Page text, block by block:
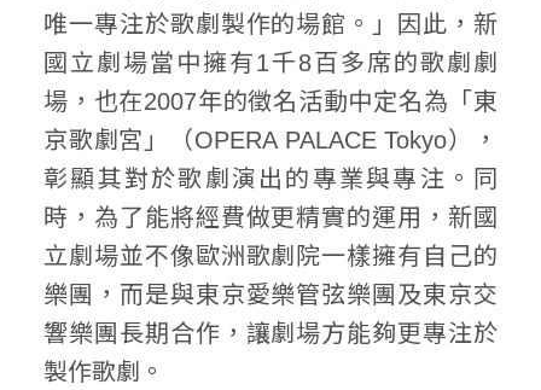
唯一專注於歌劇製作的場館。」因此，新
國立劇場當中擁有1千8百多席的歌劇劇
場，也在2007年的徵名活動中定名為「東
京歌劇宮」（OPERA PALACE Tokyo），
彰顯其對於歌劇演出的專業與專注。同
時，為了能將經費做更精實的運用，新國
立劇場並不像歐洲歌劇院一樣擁有自己的
樂團，而是與東京愛樂管弦樂團及東京交
響樂團長期合作，讓劇場方能夠更專注於
製作歌劇。